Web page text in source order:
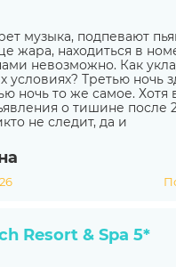
музыка, подпевают
жара, находиться в
невозможно. Как
условиях? Третью ночь
ночь то же самое. Хотя
о тишине после
не следит, да и
Resort & Spa 5*